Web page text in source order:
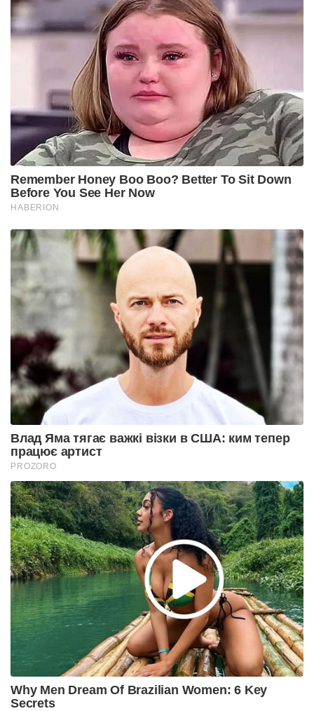
Remember Honey Boo Boo? Better To Sit Down
Before You See Her Now
HABERION
Влад Яма тягає важкі візки в США: ким тепер
працює артист
PROZORO
Why Men Dream Of Brazilian Women: 6 Key
Secrets